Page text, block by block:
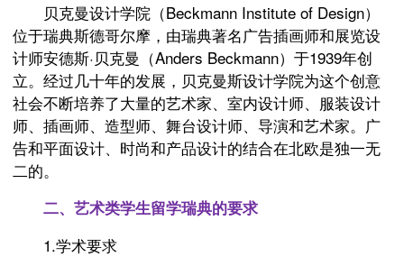
贝克曼设计学院（Beckmann Institute of Design）
位于瑞典斯德哥尔摩，由瑞典著名广告插画师和展览设
计师安德斯·贝克曼（Anders Beckmann）于1939年创
立。经过几十年的发展，贝克曼斯设计学院为这个创意
社会不断培养了大量的艺术家、室内设计师、服装设计
师、插画师、造型师、舞台设计师、导演和艺术家。广
告和平面设计、时尚和产品设计的结合在北欧是独一无
二的。
二、艺术类学生留学瑞典的要求
1.学术要求